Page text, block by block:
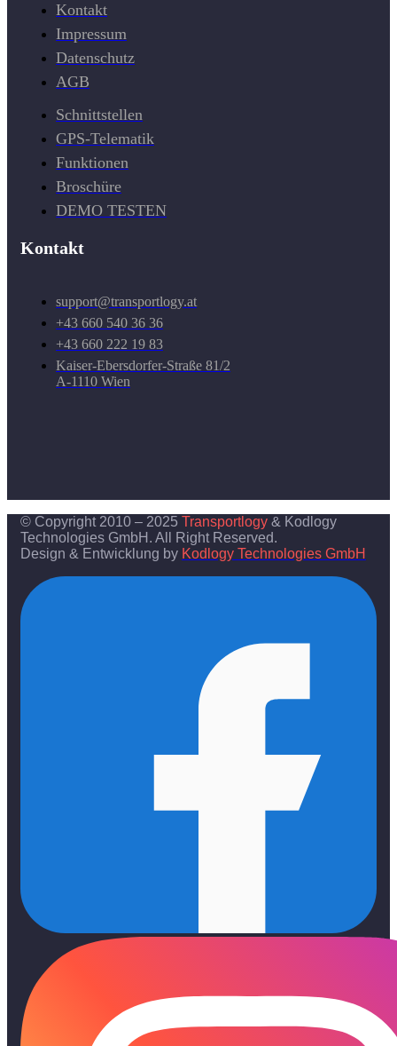
Kontakt
Impressum
Datenschutz
AGB
Schnittstellen
GPS-Telematik
Funktionen
Broschüre
DEMO TESTEN
Kontakt
support@transportlogy.at
+43 660 540 36 36
+43 660 222 19 83
Kaiser-Ebersdorfer-Straße 81/2
A-1110 Wien
© Copyright 2010 – 2025 Transportlogy & Kodlogy
Technologies GmbH. All Right Reserved.
Design & Entwicklung by Kodlogy Technologies GmbH